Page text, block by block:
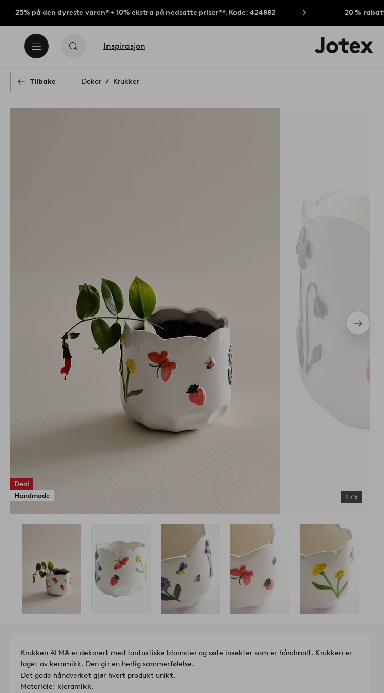
25% på den dyreste varen* + 10% ekstra på nedsatte priser**. Kode: 424882 20 %
Inspirasjon
Jotex’
logo
Tilbake Dekor Krukker
Neste
produkt
Deal
Handmade
1 / 5
Krukken ALMA er dekorert med fantastiske blomster og søte insekter som er håndmalt. Krukken er
laget av keramikk. Den gir en herlig sommerfølelse.
Det gode håndverket gjør hvert produkt unikt.
Materiale: kjeramikk.